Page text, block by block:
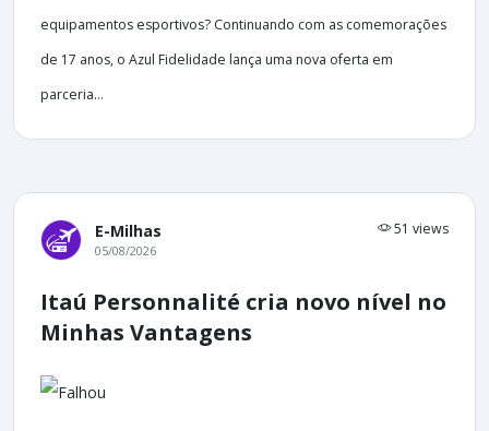
equipamentos esportivos? Continuando com as comemorações
de 17 anos, o Azul Fidelidade lança uma nova oferta em
parceria...
E-Milhas 51 views
05/08/2026
Itaú Personnalité cria novo nível no
Minhas Vantagens